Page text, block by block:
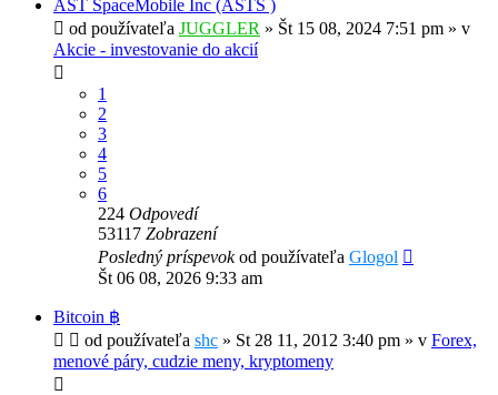
AST SpaceMobile Inc (ASTS )
od používateľa JUGGLER » Št 15 08, 2024 7:51 pm » v
Akcie - investovanie do akcií
1
2
3
4
5
6
224 Odpovedí
53117 Zobrazení
Posledný príspevokod používateľa Glogol
Št 06 08, 2026 9:33 am
Bitcoin ฿
od používateľa shc » St 28 11, 2012 3:40 pm » v Forex,
menové páry, cudzie meny, kryptomeny